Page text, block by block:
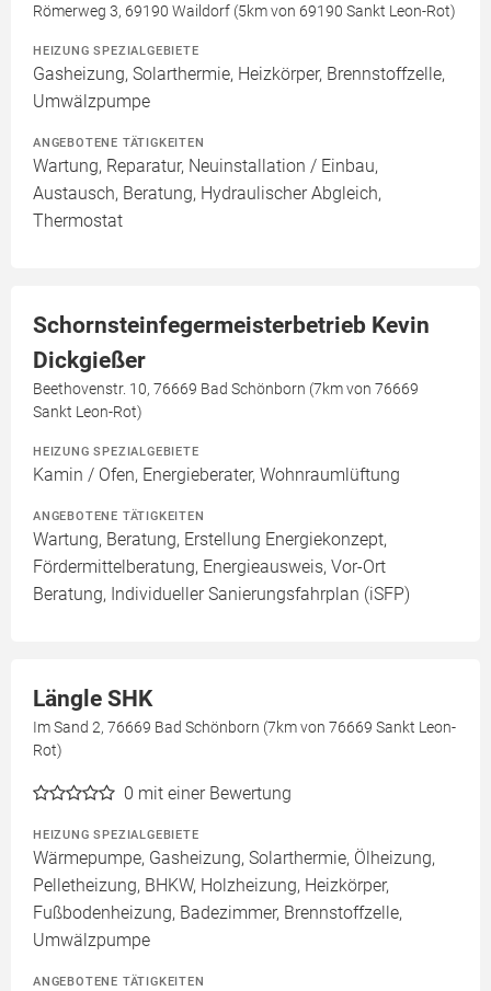
Römerweg 3, 69190 Waildorf (5km von 69190 Sankt Leon-Rot)
HEIZUNG SPEZIALGEBIETE
Gasheizung, Solarthermie, Heizkörper, Brennstoffzelle,
Umwälzpumpe
ANGEBOTENE TÄTIGKEITEN
Wartung, Reparatur, Neuinstallation / Einbau,
Austausch, Beratung, Hydraulischer Abgleich,
Thermostat
Schornsteinfegermeisterbetrieb Kevin
Dickgießer
Beethovenstr. 10, 76669 Bad Schönborn (7km von 76669
Sankt Leon-Rot)
HEIZUNG SPEZIALGEBIETE
Kamin / Ofen, Energieberater, Wohnraumlüftung
ANGEBOTENE TÄTIGKEITEN
Wartung, Beratung, Erstellung Energiekonzept,
Fördermittelberatung, Energieausweis, Vor-Ort
Beratung, Individueller Sanierungsfahrplan (iSFP)
Längle SHK
Im Sand 2, 76669 Bad Schönborn (7km von 76669 Sankt Leon-
Rot)
0 mit einer Bewertung
HEIZUNG SPEZIALGEBIETE
Wärmepumpe, Gasheizung, Solarthermie, Ölheizung,
Pelletheizung, BHKW, Holzheizung, Heizkörper,
Fußbodenheizung, Badezimmer, Brennstoffzelle,
Umwälzpumpe
ANGEBOTENE TÄTIGKEITEN